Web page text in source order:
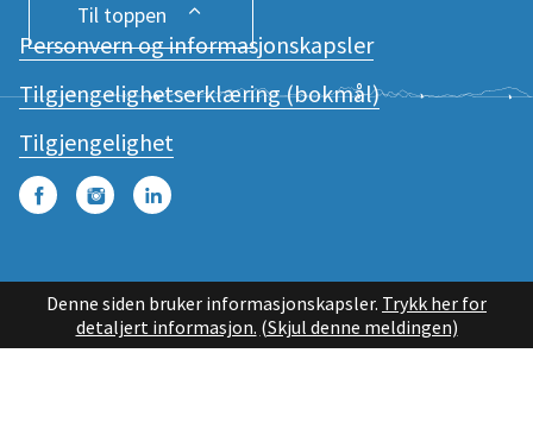
Personvern og informasjonskapsler
Tilgjengelighetserklæring (bokmål)
Tilgjengelighet
FacebookInstagramLinkedIn
Til toppen
Denne siden bruker informasjonskapsler. Trykk her for
detaljert informasjon. (Skjul denne meldingen)